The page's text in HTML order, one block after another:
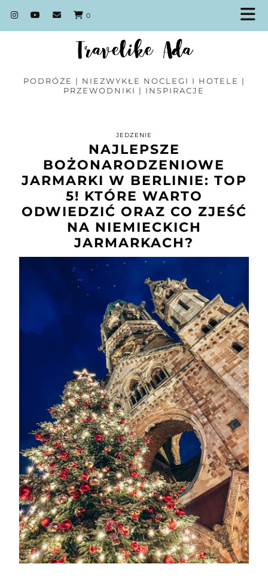
0
PODRÓŻE | NIEZWYKŁE NOCLEGI I HOTELE |
PRZEWODNIKI | INSPIRACJE
JEDZENIE
NAJLEPSZE
BOŻONARODZENIOWE
JARMARKI W BERLINIE: TOP
5! KTÓRE WARTO
ODWIEDZIĆ ORAZ CO ZJEŚĆ
NA NIEMIECKICH
JARMARKACH?